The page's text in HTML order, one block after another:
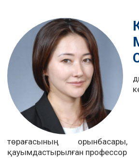
төрағасының
қауымдастырылған профессор